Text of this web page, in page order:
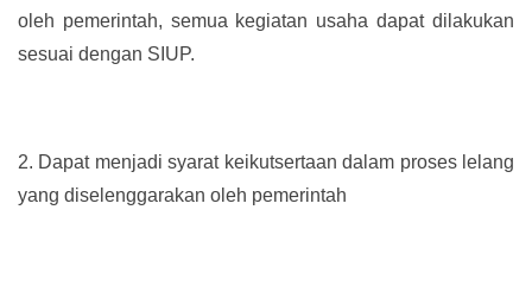
oleh pemerintah, semua kegiatan usaha dapat dilakukan
sesuai dengan SIUP.
2. Dapat menjadi syarat keikutsertaan dalam proses lelang
yang diselenggarakan oleh pemerintah